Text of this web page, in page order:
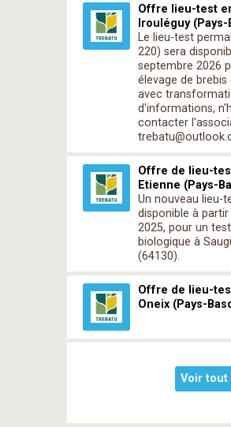
Offre lieu-test
Irouléguy (Pays-
Le lieu-test
220) sera
septembre 2026
élevage de
avec
d'informations,
contacter
Offre de lieu-
Etienne (Pays-
Un nouveau lieu-
disponible à
2025, pour un
biologique à
(64130).
Offre de lieu-
Oneix (Pays-
Voir tout